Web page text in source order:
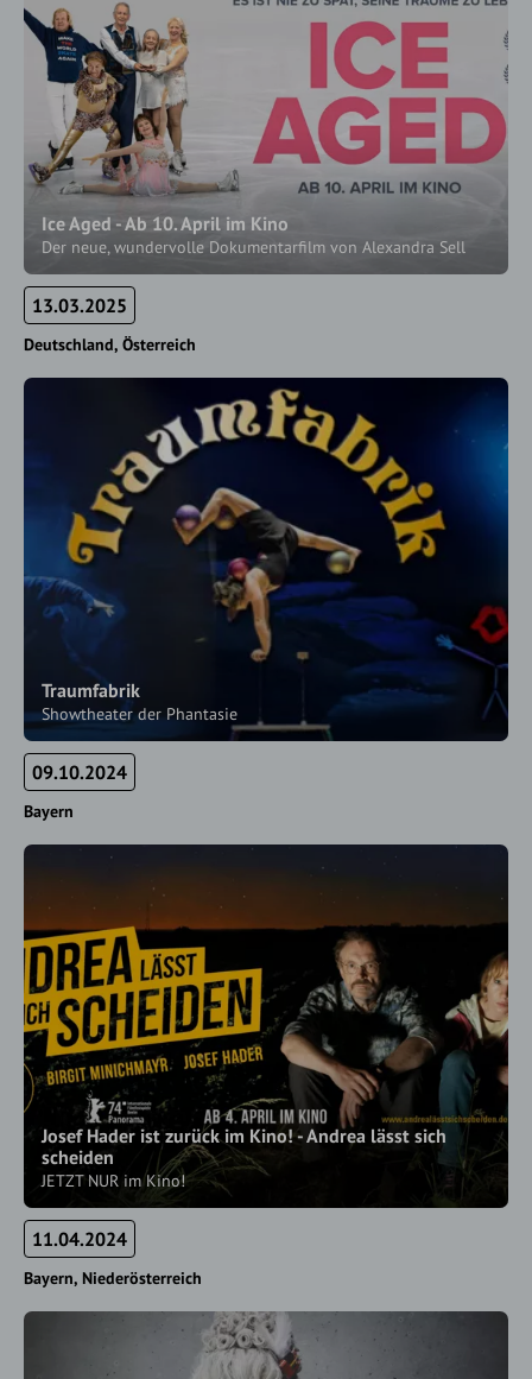
Ice Aged - Ab 10. April im Kino
Der neue, wundervolle Dokumentarfilm von Alexandra Sell
13.03.2025
Deutschland Österreich
Traumfabrik
Showtheater der Phantasie
09.10.2024
Bayern
Josef Hader ist zurück im Kino! - Andrea lässt sich
scheiden
JETZT NUR im Kino!
11.04.2024
Bayern Niederösterreich